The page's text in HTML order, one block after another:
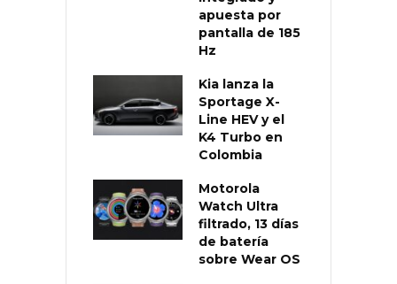
apuesta por
pantalla de 185
Hz
Kia lanza la
Sportage X-
Line HEV y el
K4 Turbo en
Colombia
Motorola
Watch Ultra
filtrado, 13 días
de batería
sobre Wear OS